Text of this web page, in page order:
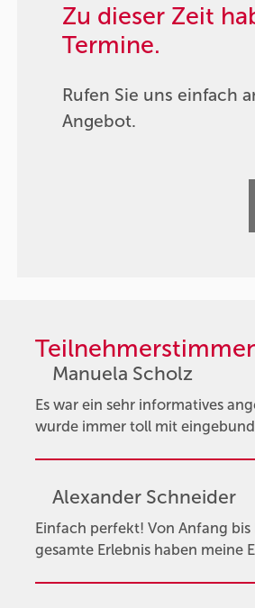
Zu dieser Zeit
Termine.
Rufen Sie uns einfach
Angebot.
Manuela Scholz
Es war ein sehr informatives
wurde immer toll mit
Alexander Schneider
Einfach perfekt! Von Anfang bis
gesamte Erlebnis haben